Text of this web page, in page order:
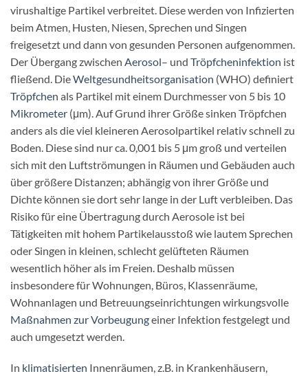
virushaltige Partikel verbreitet. Diese werden von Infizierten
beim Atmen, Husten, Niesen, Sprechen und Singen
freigesetzt und dann von gesunden Personen aufgenommen.
Der Übergang zwischen Aerosol– und Tröpfcheninfektion ist
fließend. DieWeltgesundheitsorganisation (WHO) definiert
Tröpfchen als Partikel mit einem Durchmesser von 5 bis 10
Mikrometer (μm). Auf Grund ihrer Größe sinken Tröpfchen
anders als die viel kleineren Aerosolpartikel relativ schnell zu
Boden. Diese sind nur ca. 0,001 bis 5 μm groß und verteilen
sich mit den Luftströmungen in Räumen und Gebäuden auch
über größere Distanzen; abhängig von ihrer Größe und
Dichte können sie dort sehr lange in der Luft verbleiben. Das
Risiko für eine Übertragung durch Aerosole ist bei
Tätigkeiten mit hohem Partikelausstoß wie lautem Sprechen
oder Singen in kleinen, schlecht gelüfteten Räumen
wesentlich höher als im Freien. Deshalb müssen
insbesondere für Wohnungen, Büros, Klassenräume,
Wohnanlagen und Betreuungseinrichtungen wirkungsvolle
Maßnahmen zur Vorbeugungeiner Infektion festgelegt und
auch umgesetzt werden.
In klimatisierten Innenräumen, z.B. in Krankenhäusern,